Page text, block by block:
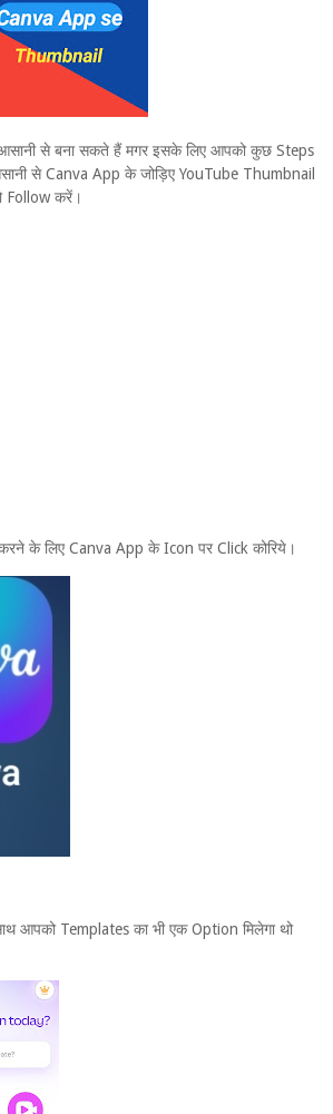
से बना सकते हैं मगर इसके लिए आपको कुछ Steps
से Canva App के जोड़िए YouTube Thumbnail
Follow करें।
के लिए Canva App के Icon पर Click कोरिये।
Templates का भी एक Option मिलेगा थो